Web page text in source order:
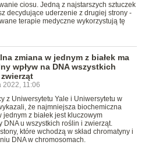
ciosu. Jedną z najstarszych sztuczek
decydujące uderzenie z drugiej strony -
terapie medyczne wykorzystują tę
zmiana w jednym z białek ma
wpływ na DNA wszystkich
2022, 11:06
z Uniwersytetu Yale i Uniwersytetu w
że najmniejsza biochemiczna
jednym z białek jest kluczowym
u wszystkich roślin i zwierząt.
które wchodzą w skład chromatyny i
DNA w chromosomach.